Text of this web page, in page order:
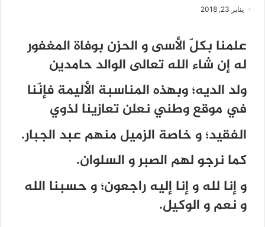
يناير 23, 2018
علمنا بكلّ الأسى و الحزن بوفاة المغفور
له إن شاء الله تعالى الوالد حامدين
ولد الديه؛ وبهذه المناسبة الأليمة فإنّنا
في موقع وطني نعلن تعازينا لذوي
الفقيد؛ و خاصة الزميل منهم عبد الجبار.
كما نرجو لهم الصبر و السلوان.
و إنا لله و إنا إليه راجعون؛ و حسبنا الله
و نعم و الوكيل.